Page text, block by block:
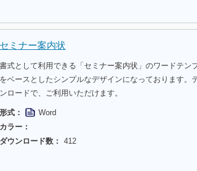
セミナー案内状
書式として利用できる「セミナー案内状」のワードテン
をベースとしたシンプルなデザインになっております。
ンロードで、ご利用いただけます。
形式：
Word
カラー：
ダウンロード数：
412